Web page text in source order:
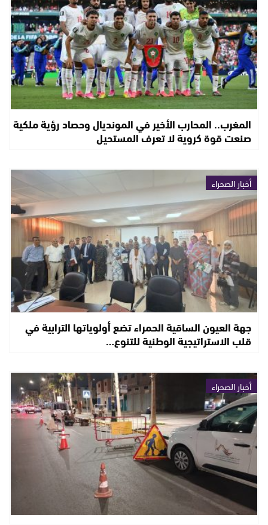
المغرب.. المحارب الأخير في المونديال وحصاد رؤية ملكية
صنعت قوة كروية لا تعرف المستحيل
أخبار الصحراء
جهة العيون الساقية الحمراء تضع أولوياتها الترابية في
قلب الاستراتيجية الوطنية للتنوع…
أخبار الصحراء